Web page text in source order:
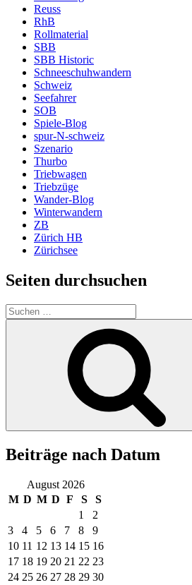
Reuss
RhB
Rollmaterial
SBB
SBB Historic
Schneeschuhwandern
Schweiz
Seefahrer
SOB
Spiele-Blog
spur-N-schweiz
Szenario
Thurbo
Triebwagen
Triebzüge
Wander-Blog
Winterwandern
ZB
Zürich HB
Zürichsee
Seiten durchsuchen
Suchen
nach:
Beiträge nach Datum
August 2026
M D M D F S
S
1
2
3
4 5 6 7 8
9
10 11 12 13 14 15 16
17 18 19 20 21 22 23
24 25 26 27 28 29 30